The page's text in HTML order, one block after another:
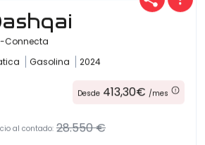
Connecta
Gasolina 2024
Desde 413,30€ /mes
al contado: 28.550 €